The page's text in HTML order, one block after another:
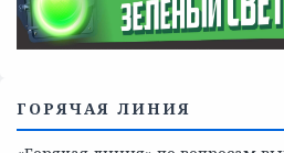
помощь детям и взрослым
области
СКАЖИ КОРРУПЦИИ —